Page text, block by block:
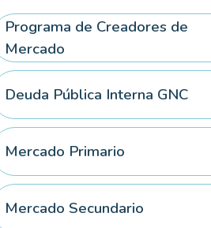
Programa de Creadores de
Mercado
Deuda Pública Interna GNC
Mercado Primario
Mercado Secundario